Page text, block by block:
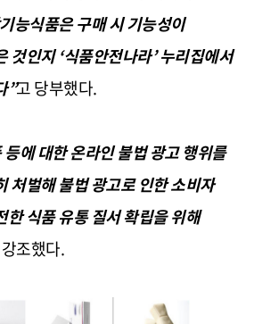
능식품은 구매 시 기능성이
것인지‘식품안전나라’누리집에서
”고 당부했다.
에 대한 온라인 불법 광고 행위를
처벌해 불법 광고로 인한 소비자
식품 유통 질서 확립을 위해
조했다.